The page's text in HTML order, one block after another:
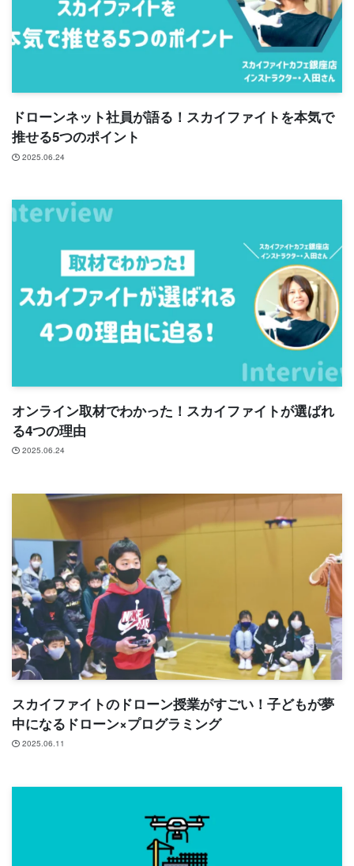
ドローンネット社員が語る！スカイファイトを本気で
推せる5つのポイント
2025.06.24
オンライン取材でわかった！スカイファイトが選ばれ
る4つの理由
2025.06.24
スカイファイトのドローン授業がすごい！子どもが夢
中になるドローン×プログラミング
2025.06.11